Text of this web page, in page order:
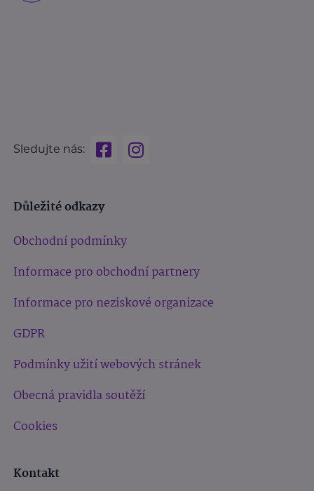
Sledujte nás:
Důležité odkazy
Obchodní podmínky
Informace pro obchodní partnery
Informace pro neziskové organizace
GDPR
Podmínky užití webových stránek
Obecná pravidla soutěží
Cookies
Kontakt